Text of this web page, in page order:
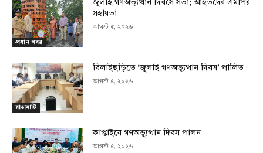
প্রধান খবর
জুলাই গণঅভ্যুত্থান দিবসে সভা; আহতদের এমপির
সহায়তা
আগস্ট ৫, ২০২৬
রাঙামাটি
বিলাইছড়িতে ‘জুলাই গণঅভ্যুত্থান দিবস’ পালিত
আগস্ট ৫, ২০২৬
কাপ্তাইয়ে গণঅভ্যুত্থান দিবস পালন
আগস্ট ৫, ২০২৬